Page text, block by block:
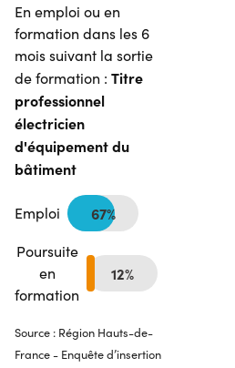
En emploi ou en
formation dans les 6
mois suivant la sortie
de formation : Titre
professionnel
électricien
d'équipement du
bâtiment
Emploi 67%
Poursuite
en
formation
12%
Source : Région Hauts-de-
France - Enquête d’insertion